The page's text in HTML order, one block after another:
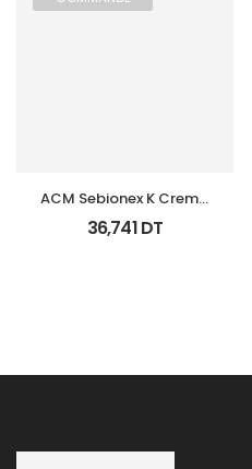
ACM Sebionex K Creme
Keratoregulatrice Vis
40Ml
36,741DT